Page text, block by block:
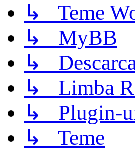
↳ Teme
↳ MyBB
↳
↳ Limba
↳ Plugin-
↳ Teme